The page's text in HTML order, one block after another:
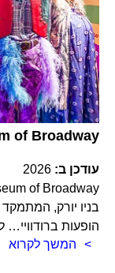
of Broadway
עודכן ב: 2026
בניו יורק,
הופעות
המשך לקרוא